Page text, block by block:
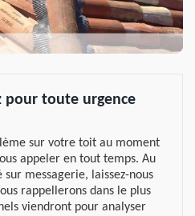
pour toute urgence
sur votre toit au moment
appeler en tout temps. Au
messagerie, laissez-nous
rappellerons dans le plus
viendront pour analyser